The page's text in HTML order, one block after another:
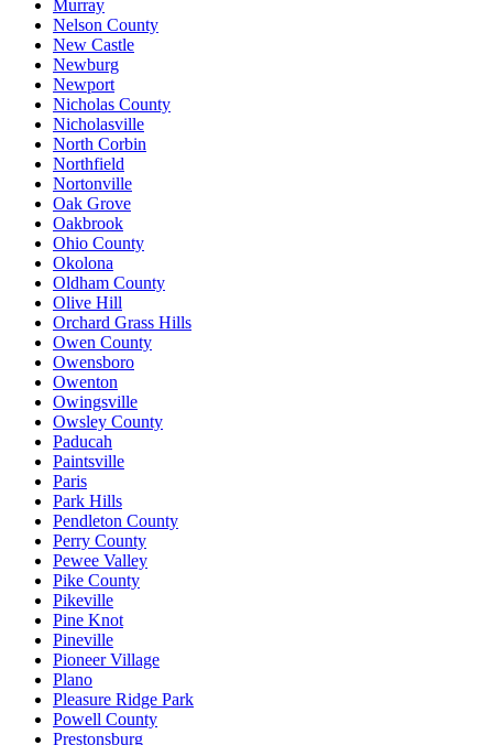
Murray
Nelson County
New Castle
Newburg
Newport
Nicholas County
Nicholasville
North Corbin
Northfield
Nortonville
Oak Grove
Oakbrook
Ohio County
Okolona
Oldham County
Olive Hill
Orchard Grass Hills
Owen County
Owensboro
Owenton
Owingsville
Owsley County
Paducah
Paintsville
Paris
Park Hills
Pendleton County
Perry County
Pewee Valley
Pike County
Pikeville
Pine Knot
Pineville
Pioneer Village
Plano
Pleasure Ridge Park
Powell County
Prestonsburg